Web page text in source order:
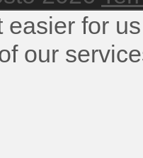
easier for
our